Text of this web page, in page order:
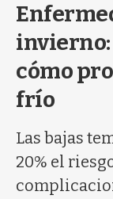
cómo
frío
Las bajas
20% el